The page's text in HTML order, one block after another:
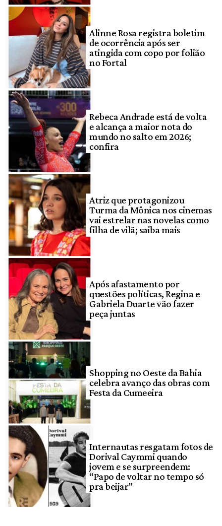
Alinne Rosa registra boletim
de ocorrência após ser
atingida com copo por folião
no Fortal
Rebeca Andrade está de volta
e alcança a maior nota do
mundo no salto em 2026;
confira
Atriz que protagonizou
Turma da Mônica nos cinemas
vai estrelar nas novelas como
filha de vilã; saiba mais
Após afastamento por
questões políticas, Regina e
Gabriela Duarte vão fazer
peça juntas
Shopping no Oeste da Bahia
celebra avanço das obras com
Festa da Cumeeira
Internautas resgatam fotos de
Dorival Caymmi quando
jovem e se surpreendem:
“Papo de voltar no tempo só
pra beijar”